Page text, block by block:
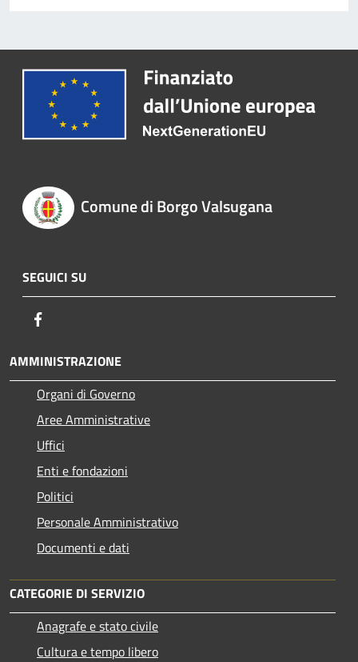
Comune di Borgo Valsugana
SEGUICI SU
AMMINISTRAZIONE
Organi di Governo
Aree Amministrative
Uffici
Enti e fondazioni
Politici
Personale Amministrativo
Documenti e dati
CATEGORIE DI SERVIZIO
Anagrafe e stato civile
Cultura e tempo libero